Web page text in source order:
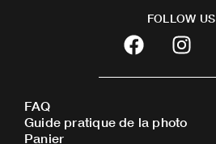
FOLLOW US
F
a
c
b
o
I
n
s
a
g
FAQ
Guide pratique de la photo
Panier